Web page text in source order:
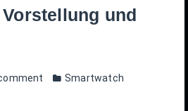
und
Smartwatch